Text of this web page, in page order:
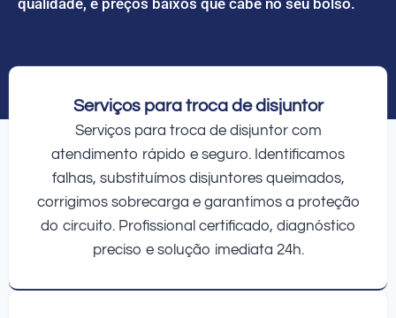
Serviços para troca de disjuntor
Serviços para troca de disjuntor com
atendimento rápido e seguro. Identificamos
falhas, substituímos disjuntores queimados,
corrigimos sobrecarga e garantimos a proteção
do circuito. Profissional certificado, diagnóstico
preciso e solução imediata 24h.